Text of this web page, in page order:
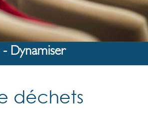
Dynamiser
déchets